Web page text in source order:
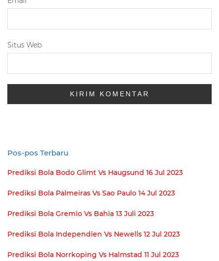
Situs Web
Pos-pos Terbaru
Prediksi Bola Bodo Glimt Vs Haugsund 16 Jul 2023
Prediksi Bola Palmeiras Vs Sao Paulo 14 Jul 2023
Prediksi Bola Gremio Vs Bahia 13 Juli 2023
Prediksi Bola Independien Vs Newells 12 Jul 2023
Prediksi Bola Norrkoping Vs Halmstad 11 Jul 2023